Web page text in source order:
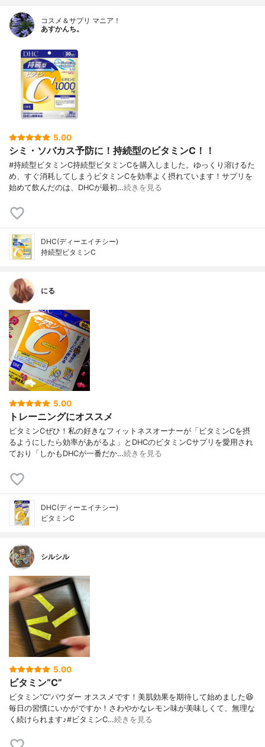
コスメ＆サプリ マニア！
あすかんち。
5.00
シミ・ソバカス予防に！持続型のビタミンC！！
#持続型ビタミンC持続型ビタミンCを購入しました。ゆっくり溶けるた
め、すぐ消耗してしまうビタミンCを効率よく摂れています！サプリを
始めて飲んだのは、DHCが最初…続きを見る
DHC(ディーエイチシー)
持続型ビタミンC
にる
5.00
トレーニングにオススメ
ビタミンCぜひ！私の好きなフィットネスオーナーが「ビタミンCを摂
るようにしたら効率があがるよ」とDHCのビタミンCサプリを愛用され
ており「しかもDHCが一番だか…続きを見る
DHC(ディーエイチシー)
ビタミンC
シルシル
5.00
ビタミン“C”
ビタミン“C”パウダー オススメです！美肌効果を期待して始めました😆
毎日の習慣にいかがですか！さわやかなレモン味が美味しくて、無理な
く続けられます♪#ビタミンC…続きを見る